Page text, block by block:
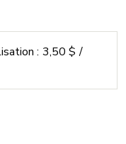
: 3,50 $ /